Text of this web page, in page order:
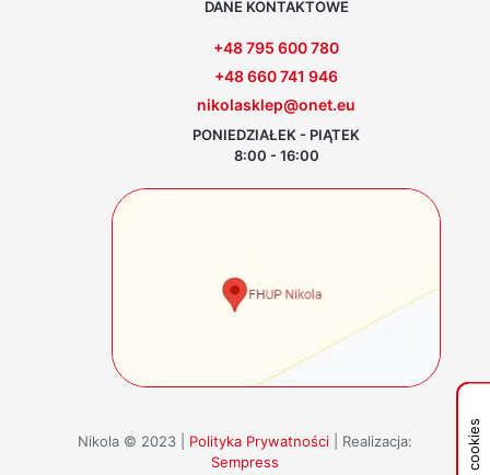
DANE KONTAKTOWE
+48 795 600 780
+48 660 741 946
nikolasklep@onet.eu
PONIEDZIAŁEK - PIĄTEK
8:00 - 16:00
Nikola © 2023 | Polityka Prywatności | Realizacja:
Sempress